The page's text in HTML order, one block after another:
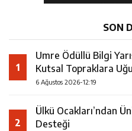
SON
1
Umre Ödüllü Bilgi
Kutsal Topraklara
6 Ağustos 2026-12:19
2
Ülkü Ocakları’ndan
Desteği